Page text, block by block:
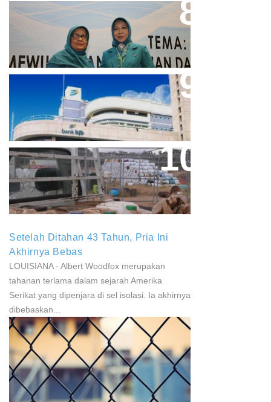
Perpres No.99/2017 Bisa Jadi
Acuan Semangat Pengabdian
Aher Minta Pemerintah Pusat
Masukan Kembali BJB Sebagai
Penyalur KUR
Paparan Pestisida Sebabkan
Parkinson Dan Kanker
Setelah Ditahan 43 Tahun, Pria Ini
Akhirnya Bebas
LOUISIANA - Albert Woodfox merupakan
tahanan terlama dalam sejarah Amerika
Serikat yang dipenjara di sel isolasi. Ia akhirnya
dibebaskan...